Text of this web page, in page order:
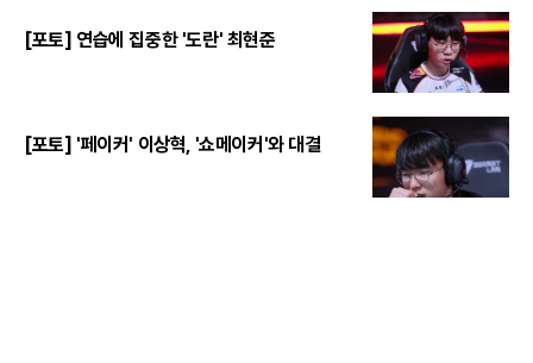
[포토] 연습에 집중한 '도란' 최현준
[포토] '페이커' 이상혁, '쇼메이커'와 대결